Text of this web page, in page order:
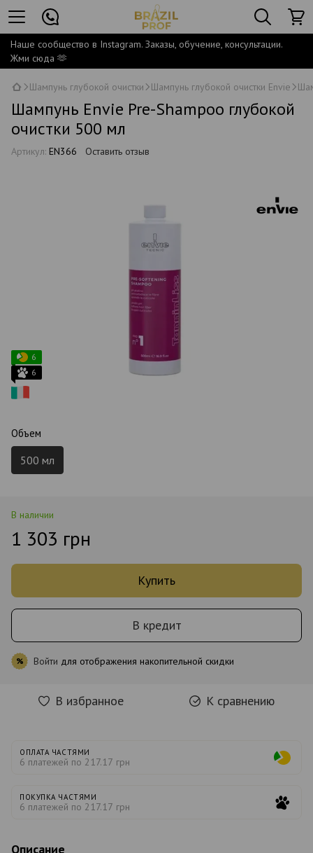
Наше сообщество в Instagram. Заказы, обучение, консультации.
Жми сюда 🫶
Шампунь глубокой очистки Шампунь глубокой очистки Envie
Шампунь Envie Pre-Shampoo глубокой
очистки 500 мл
Артикул: EN366 Оставить отзыв
6
6
Объем
500 мл
В наличии
1 303 грн
Купить
В кредит
% Войти для отображения накопительной скидки
В избранное К сравнению
ОПЛАТА ЧАСТЯМИ
6 платежей по 217.17 грн
ПОКУПКА ЧАСТЯМИ
6 платежей по 217.17 грн
Описание